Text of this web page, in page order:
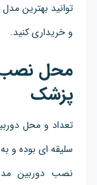
توانید بهترین مدل
و خریداری کنید.
محل نصب
پزشک
تعداد و محل
سلیقه ای بوده و
نصب دوربین